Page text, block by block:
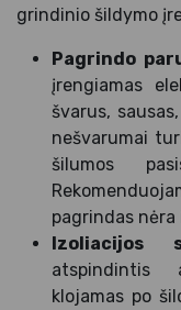
grindinio šildymo
Pagrindo
įrengiamas
švarus,
nešvarumai
šilumos
pagrindas
Izoliacijos
atspindintis
klojamas po